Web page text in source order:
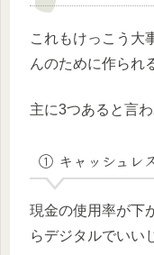
これもけっこう大
んのために作られ
主に3つあると言わ
① キャッシュレ
現金の使用率が下
らデジタルでいい